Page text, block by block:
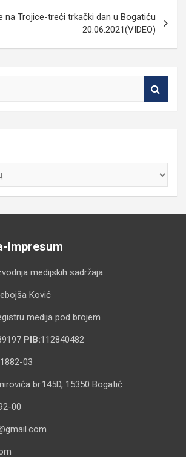
na Trojice-treći trkački dan u Bogatiću
20.06.2021(VIDEO)
Impresum
medijskih sadržaja
Ković
medija pod brojem
PIB:112840482
03
br.145D, 15350 Bogatić
00